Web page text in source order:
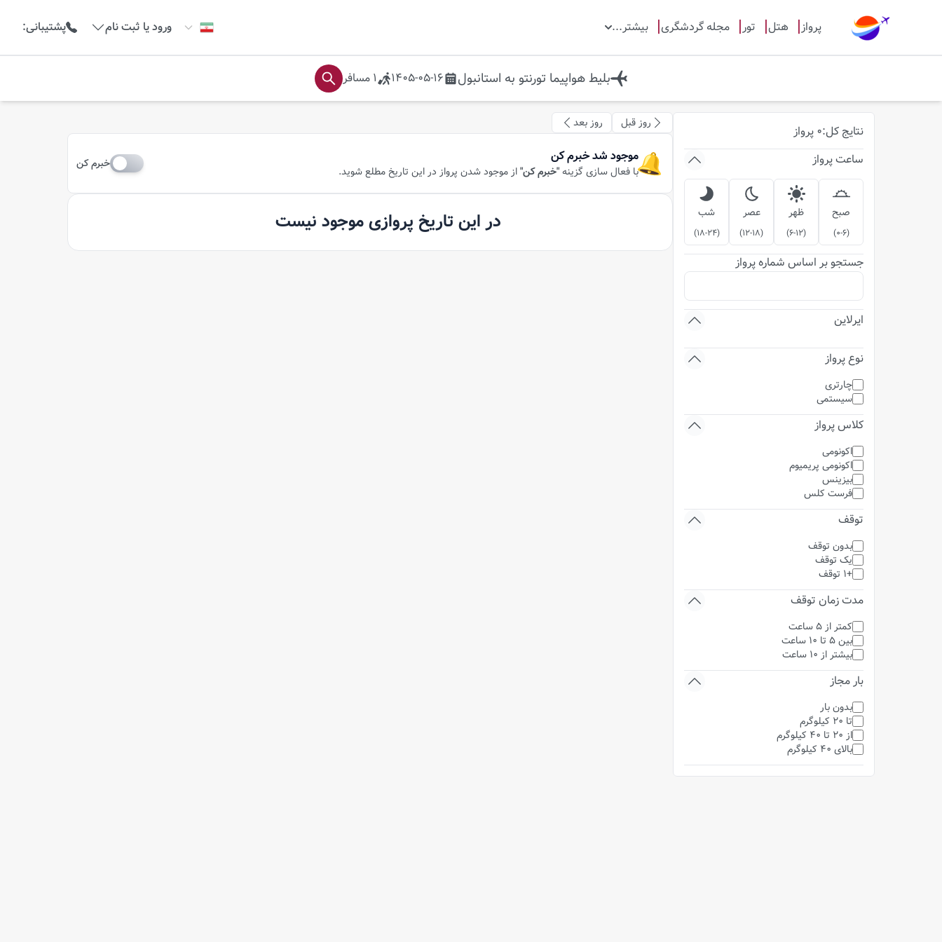
پرواز هتل تور مجله گردشگری بیشتر... ورود یا ثبت نام پشتیبانی:
بلیط هواپیما تورنتو به استانبول 1405-05-16
1 مسافر
نتایج کل:
0 پرواز
ساعت پرواز
صبح
(
0-6
)
ظهر
(
6-12
)
عصر
(
12-18
)
شب
(
18-24
)
جستجو بر اساس شماره پرواز
ایرلاین
نوع پرواز
چارتری
سیستمی
کلاس پرواز
اکونومی
اکونومی پریمیوم
بیزینس
فرست کلس
توقف
بدون توقف
یک توقف
+1 توقف
مدت زمان توقف
کمتر از 5 ساعت
بین 5 تا 10 ساعت
بیشتر از 10 ساعت
بار مجاز
بدون بار
تا 20 کیلوگرم
از 20 تا 40 کیلوگرم
بالای 40 کیلوگرم
روز قبل روز بعد
موجود شد خبرم کن
با فعال سازی گزینه"خبرم کن"از موجود شدن پرواز در این تاریخ مطلع شوید.
خبرم کن
در این تاریخ پروازی موجود نیست